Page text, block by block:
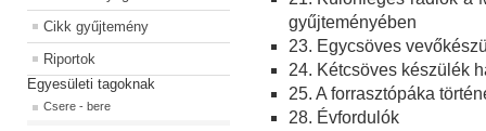
Cikk gyűjtemény
Riportok
Egyesületi tagoknak
Csere - bere
gyűjteményében
23. Egycsöves
24. Kétcsöves készülék
25. A forrasztópáka
28. Évfordulók